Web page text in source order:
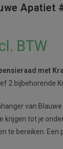
Apatiet
BTW
met
2 bijbehorende
van
krijgen tot je
te bereiken.